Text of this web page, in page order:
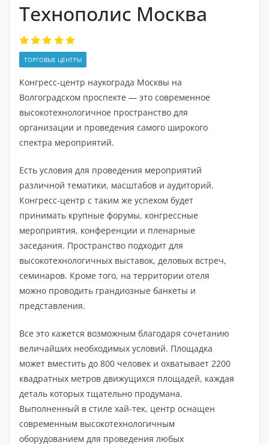
Технополис Москва
ТОРГОВЫЕ ЦЕНТРЫ
Конгресс-центр наукограда Москвы на
Волгоградском проспекте — это современное
высокотехнологичное пространство для
организации и проведения самого широкого
спектра мероприятий.
Есть условия для проведения мероприятий
различной тематики, масштабов и аудиторий.
Конгресс-центр с таким же успехом будет
принимать крупные форумы, конгрессные
мероприятия, конференции и пленарные
заседания. Пространство подходит для
высокотехнологичных выставок, деловых встреч,
семинаров. Кроме того, на территории отеля
можно проводить грандиозные банкеты и
представления.
Все это кажется возможным благодаря сочетанию
величайших необходимых условий. Площадка
может вместить до 800 человек и охватывает 2200
квадратных метров движущихся площадей, каждая
деталь которых тщательно продумана.
Выполненный в стиле хай-тек, центр оснащен
современным высокотехнологичным
оборудованием для проведения любых